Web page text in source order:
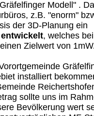
Modell" .
z.B. "enorm"
der 3D-Planung ein
, welches
Zielwert von
installiert
sollte uns im
Bevölkerung wert